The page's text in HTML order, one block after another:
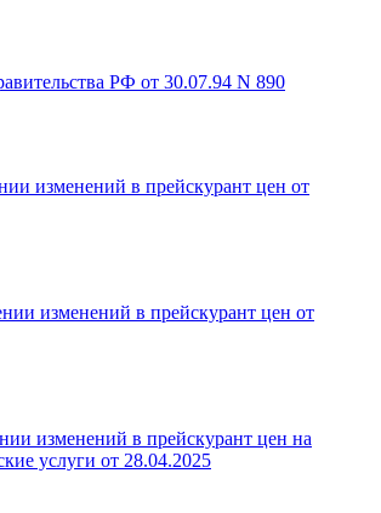
РФ от 30.07.94 N 890
изменений в прейскурант цен от
изменений в прейскурант цен от
изменений в прейскурант цен на
услуги от 28.04.2025